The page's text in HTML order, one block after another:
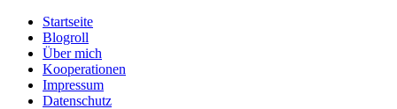
Startseite
Blogroll
Über mich
Kooperationen
Impressum
Datenschutz